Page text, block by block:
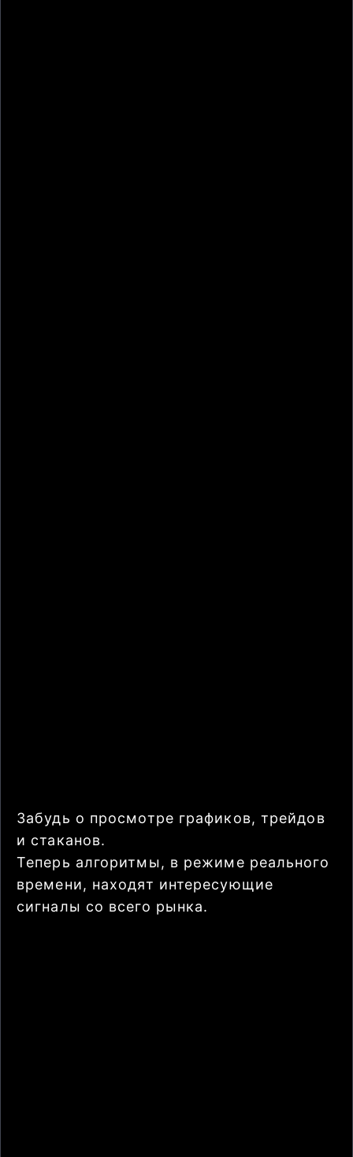
Забудь о просмотре графиков, трейдов
и стаканов.
Теперь алгоритмы, в режиме реального
времени, находят интересующие
сигналы со всего рынка.